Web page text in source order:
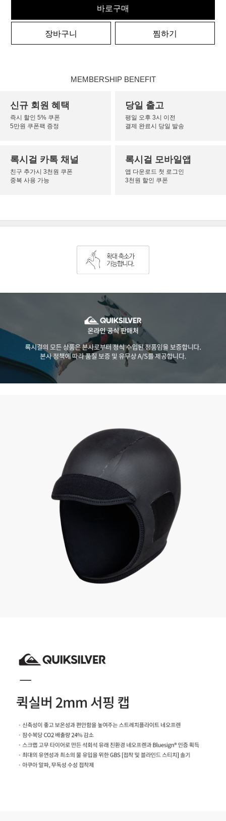
바로구매
장바구니 찜하기
MEMBERSHIP BENEFIT
신규 회원 혜택
즉시 할인 5% 쿠폰
5만원 쿠폰팩 증정
당일 출고
평일 오후 3시 이전
결제 완료시 당일 발송
록시걸 카톡 채널
친구 추가시 3천원 쿠폰
중복 사용 가능
록시걸 모바일앱
앱 다운로드 첫 로그인
3천원 할인 쿠폰